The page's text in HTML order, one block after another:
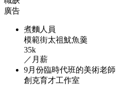
廣告
煮麵人員
模範街太祖魷魚羹
35k
／月薪
9月份臨時代班的美術老師
創克育才工作室